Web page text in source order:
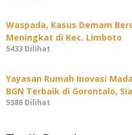
Waspada, Kasus Demam
Meningkat di Kec. Limboto
5433 Dilihat
Yayasan Rumah Inovasi
BGN Terbaik di Gorontalo,
5386 Dilihat